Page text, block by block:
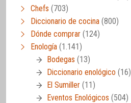
Chefs (703)
Diccionario de cocina (800)
Dónde comprar (124)
Enología (1.141)
Bodegas (13)
Diccionario enológico (16)
El Sumiller (11)
Eventos Enológicos (504)